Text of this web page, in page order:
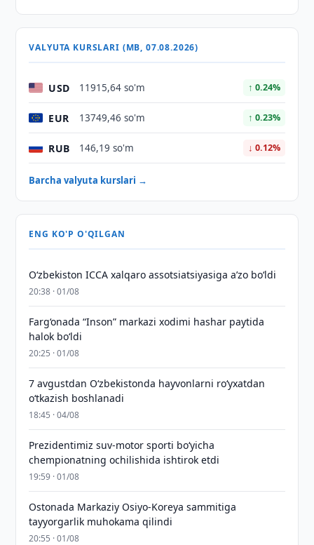
VALYUTA KURSLARI (MB, 07.08.2026)
USD 11915,64 so'm ↑ 0.24%
EUR 13749,46 so'm ↑ 0.23%
RUB 146,19 so'm ↓ 0.12%
Barcha valyuta kurslari →
ENG KO'P O'QILGAN
O‘zbekiston ICCA xalqaro assotsiatsiyasiga aʼzo bo‘ldi
20:38 · 01/08
Farg‘onada “Inson” markazi xodimi hashar paytida
halok bo‘ldi
20:25 · 01/08
7 avgustdan O‘zbekistonda hayvonlarni ro‘yxatdan
o‘tkazish boshlanadi
18:45 · 04/08
Prezidentimiz suv-motor sporti bo‘yicha
chempionatning ochilishida ishtirok etdi
19:59 · 01/08
Ostonada Markaziy Osiyo-Koreya sammitiga
tayyorgarlik muhokama qilindi
20:55 · 01/08